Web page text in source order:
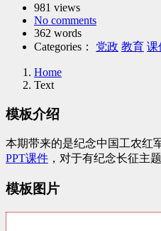
981 views
No comments
362 words
Categories：
党政 教育 课
Home
Text
模板介绍
本期带来的是纪念中国工农红
PPT课件 ，对于有纪念长征主
模板图片